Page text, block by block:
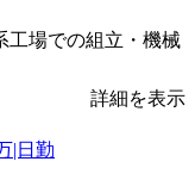
場での組立・機械
詳細を表示